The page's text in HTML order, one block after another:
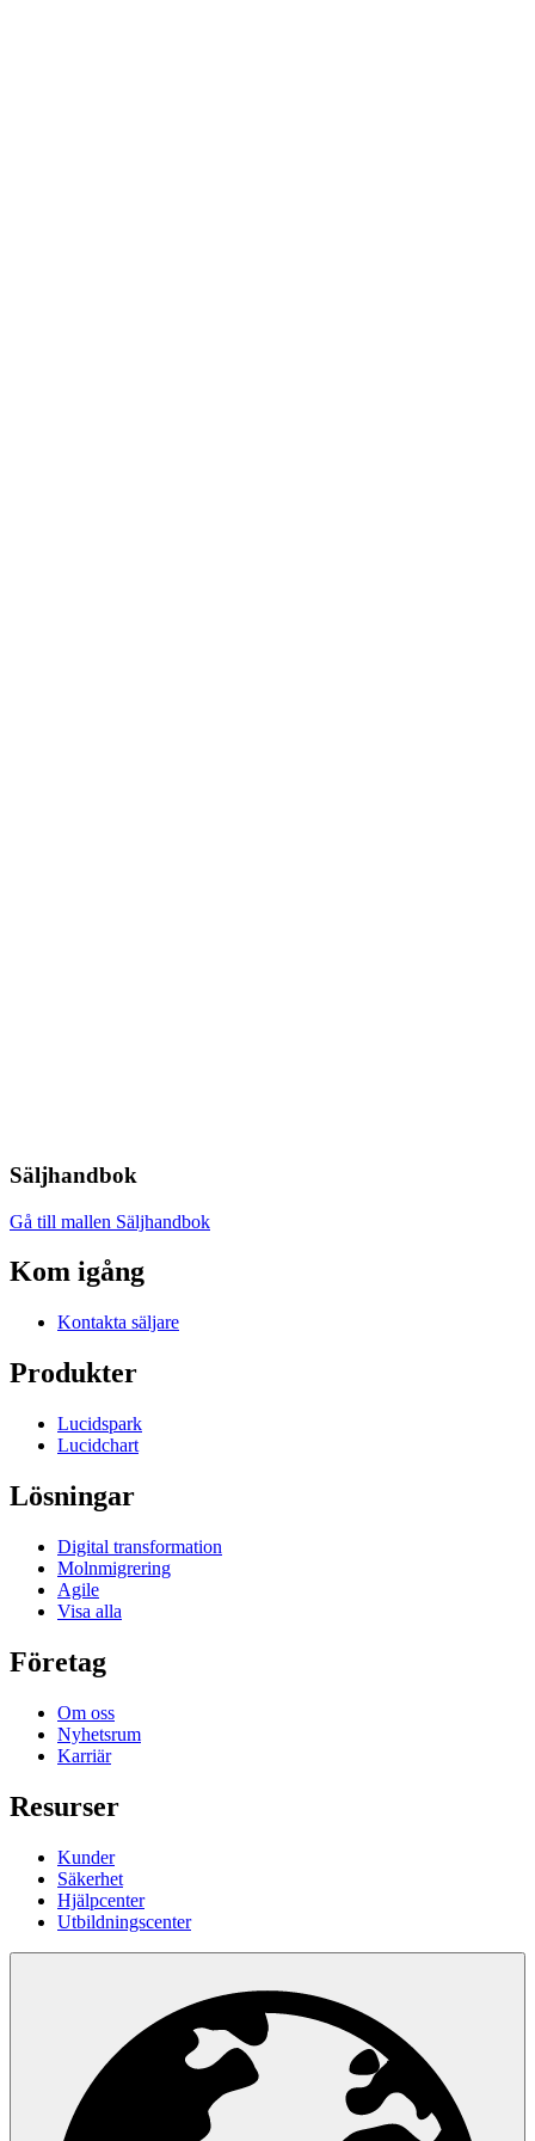
Säljhandbok
Gå till mallen Säljhandbok
Kom igång
Kontakta säljare
Produkter
Lucidspark
Lucidchart
Lösningar
Digital transformation
Molnmigrering
Agile
Visa alla
Företag
Om oss
Nyhetsrum
Karriär
Resurser
Kunder
Säkerhet
Hjälpcenter
Utbildningscenter